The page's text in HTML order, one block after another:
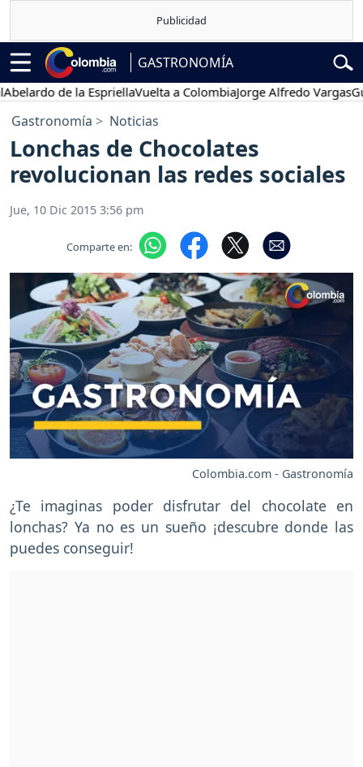
GASTRONOMÍA
de la EspriellaVuelta a ColombiaJorge Alfredo Vargas
Gastronomía Noticias
Lonchas de Chocolates
revolucionan las redes sociales
Jue, 10 Dic 2015 3:56 pm
Comparte en:
Colombia.com - Gastronomía
¿Te imaginas poder disfrutar del chocolate en
lonchas? Ya no es un sueño ¡descubre donde las
puedes conseguir!